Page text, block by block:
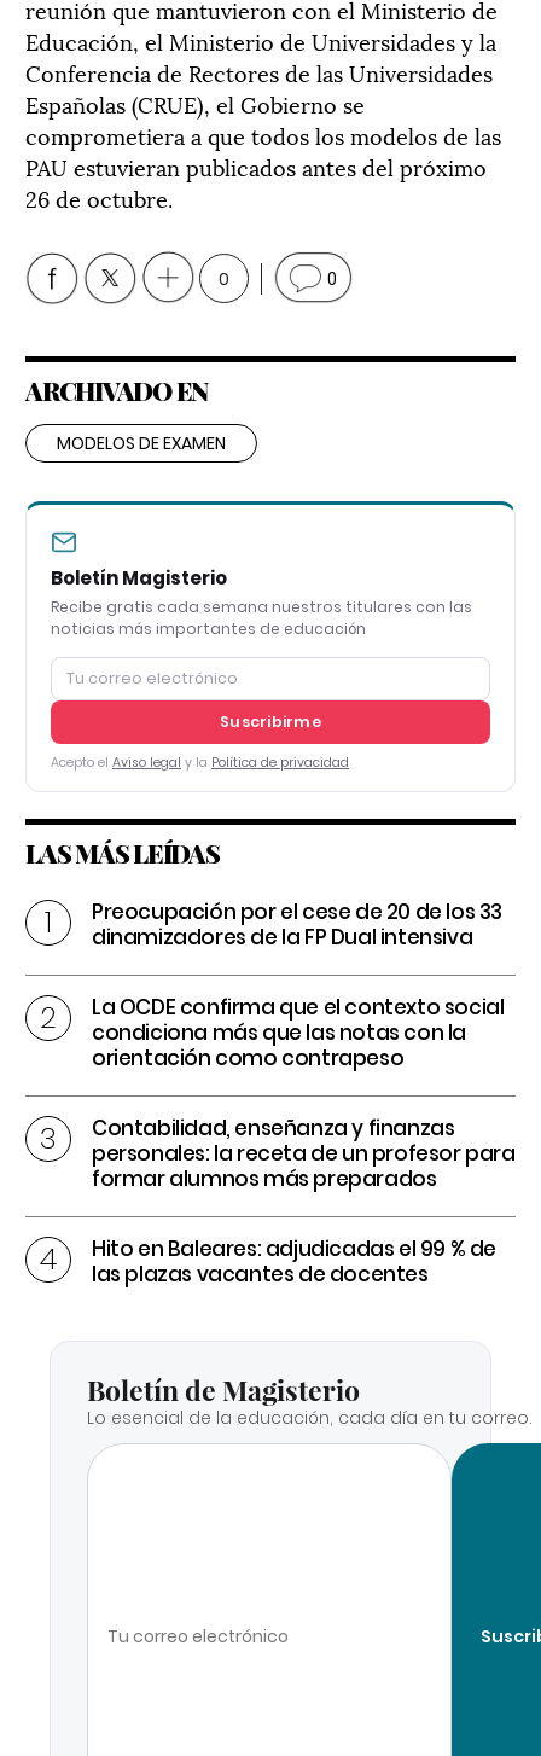
reunión que mantuvieron con el Ministerio de
Educación, el Ministerio de Universidades y la
Conferencia de Rectores de las Universidades
Españolas (CRUE), el Gobierno se
comprometiera a que todos los modelos de las
PAU estuvieran publicados antes del próximo
26 de octubre.
0 0
ARCHIVADO EN
MODELOS DE EXAMEN
Boletín Magisterio
Recibe gratis cada semana nuestros titulares con las
noticias más importantes de educación
Suscribirme
Acepto el Aviso legal y la Política de privacidad
LAS MÁS LEÍDAS
Preocupación por el cese de 20 de los 33
dinamizadores de la FP Dual intensiva
La OCDE confirma que el contexto social
condiciona más que las notas con la
orientación como contrapeso
Contabilidad, enseñanza y finanzas
personales: la receta de un profesor para
formar alumnos más preparados
Hito en Baleares: adjudicadas el 99 % de
las plazas vacantes de docentes
Boletín de Magisterio
Lo esencial de la educación, cada día en tu correo.